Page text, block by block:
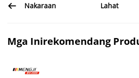
Nakaraan Lahat
Mga Inirekomendang